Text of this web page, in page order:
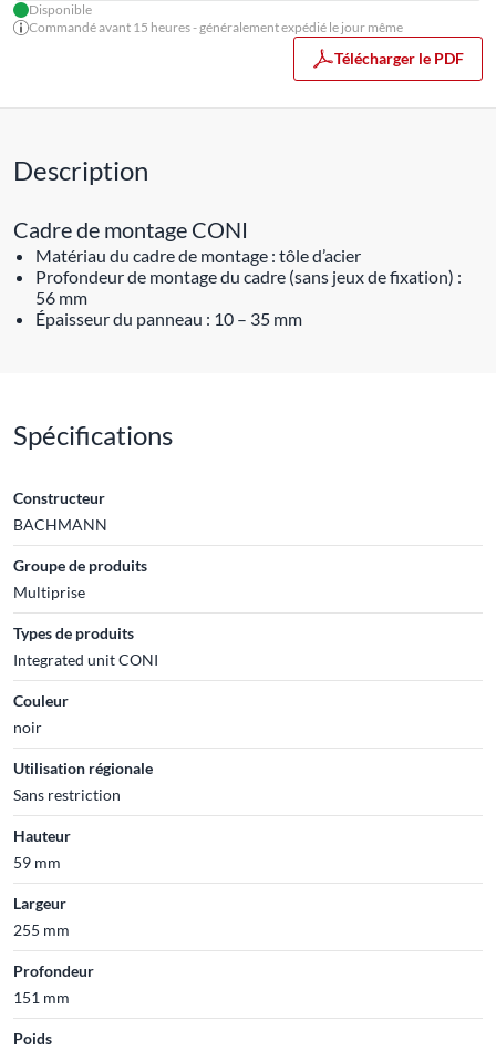
Disponible
Commandé avant 15 heures - généralement expédié le jour même
Télécharger le PDF
Description
Cadre de montage CONI
Matériau du cadre de montage : tôle d’acier
Profondeur de montage du cadre (sans jeux de fixation) :
56 mm
Épaisseur du panneau : 10 – 35 mm
Spécifications
Constructeur
BACHMANN
Groupe de produits
Multiprise
Types de produits
Integrated unit CONI
Couleur
noir
Utilisation régionale
Sans restriction
Hauteur
59 mm
Largeur
255 mm
Profondeur
151 mm
Poids